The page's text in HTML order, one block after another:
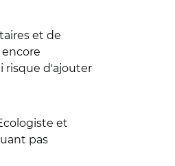
et de
risque d'ajouter
et
pas